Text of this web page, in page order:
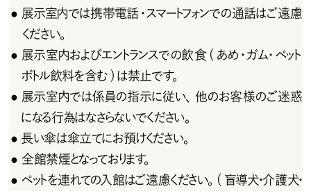
● 展示室内では携帯電話・スマートフォンでの通話はご遠慮
ください。
● 展示室内およびエントランスでの飲食(あめ・ガム・ペット
ボトル飲料を含む)は禁止です。
● 展示室内では係員の指示に従い、他のお客様のご迷惑
になる行為はなさらないでください。
● 長い傘は傘立てにお預けください。
● 全 館 禁 煙となっております。
● ペットを連れての入館はご遠慮ください。(盲導犬・介護犬・